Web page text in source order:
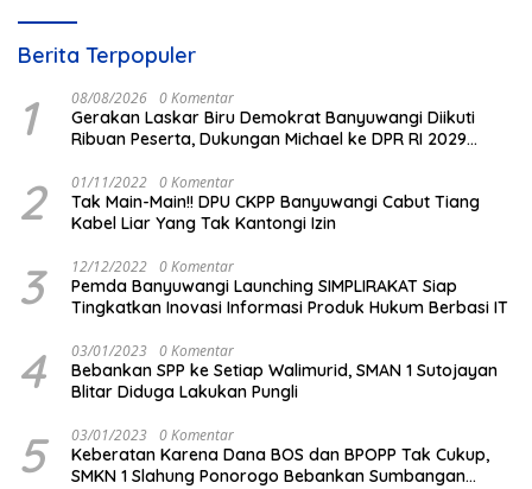
Berita Terpopuler
1 08/08/2026 0 Komentar
Gerakan Laskar Biru Demokrat Banyuwangi Diikuti
Ribuan Peserta, Dukungan Michael ke DPR RI 2029
2 01/11/2022 0 Komentar
Tak Main-Main!! DPU CKPP Banyuwangi Cabut Tiang
Kabel Liar Yang Tak Kantongi Izin
3 12/12/2022 0 Komentar
Pemda Banyuwangi Launching SIMPLIRAKAT Siap
Tingkatkan Inovasi Informasi Produk Hukum Berbasi IT
4 03/01/2023 0 Komentar
Bebankan SPP ke Setiap Walimurid, SMAN 1 Sutojayan
Blitar Diduga Lakukan Pungli
5 03/01/2023 0 Komentar
Keberatan Karena Dana BOS dan BPOPP Tak Cukup,
SMKN 1 Slahung Ponorogo Bebankan Sumbangan